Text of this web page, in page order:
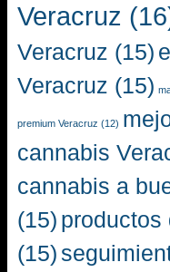
Veracruz
Veracruz (15)
Veracruz (15)
premium Veracruz (12)
cannabis
cannabis a
(15) productos
(15)